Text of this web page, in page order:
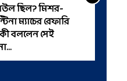
ছিল? মিশর-
ম্যাচের রেফারি
বললেন সেই